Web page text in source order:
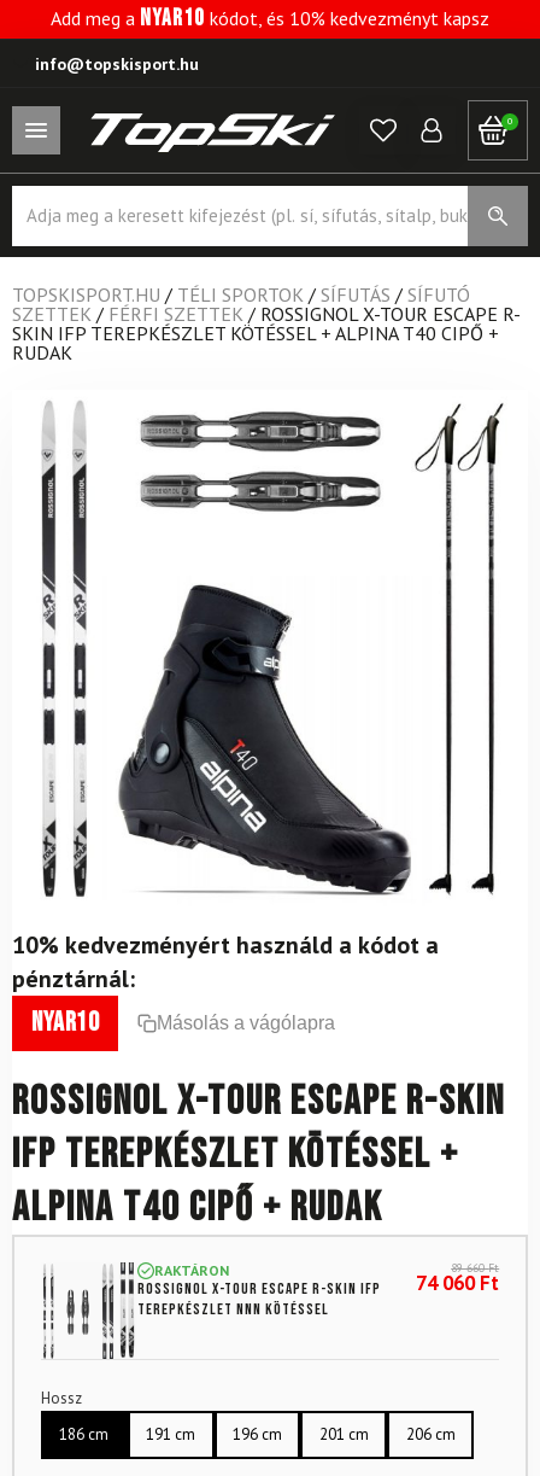
Add meg a NYAR10 kódot, és 10% kedvezményt kapsz
info@topskisport.hu
0
search
TOPSKISPORT.HU / TÉLI SPORTOK / SÍFUTÁS / SÍFUTÓ
SZETTEK / FÉRFI SZETTEK / ROSSIGNOL X-TOUR ESCAPE R-
SKIN IFP TEREPKÉSZLET KÖTÉSSEL + ALPINA T40 CIPŐ +
RUDAK
10% kedvezményért használd a kódot a
pénztárnál:
nyar10 Másolás a vágólapra
ROSSIGNOL X-Tour Escape R-Skin
IFP terepkészlet kötéssel +
Alpina T40 cipő + rudak
RAKTÁRON
ROSSIGNOL X-Tour Escape R-Skin IFP
terepkészlet NNN kötéssel
89 660Ft
74 060Ft
Hossz
186 cm
191 cm 196 cm 201 cm 206 cm